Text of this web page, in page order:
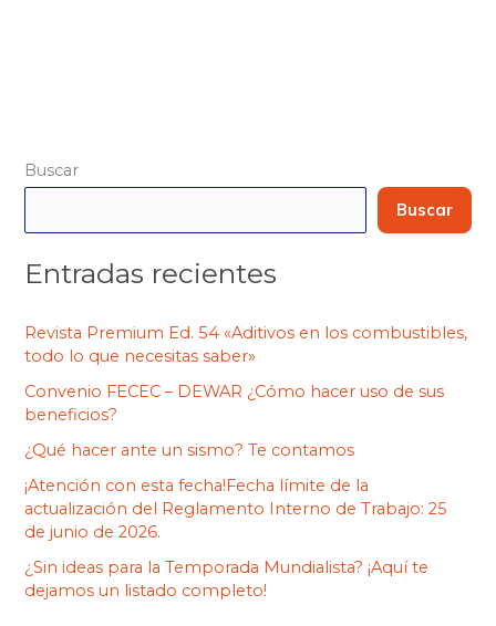
Buscar
Buscar
Entradas recientes
Revista Premium Ed. 54 «Aditivos en los combustibles,
todo lo que necesitas saber»
Convenio FECEC – DEWAR ¿Cómo hacer uso de sus
beneficios?
¿Qué hacer ante un sismo? Te contamos
¡Atención con esta fecha!Fecha límite de la
actualización del Reglamento Interno de Trabajo: 25
de junio de 2026.
¿Sin ideas para la Temporada Mundialista? ¡Aquí te
dejamos un listado completo!